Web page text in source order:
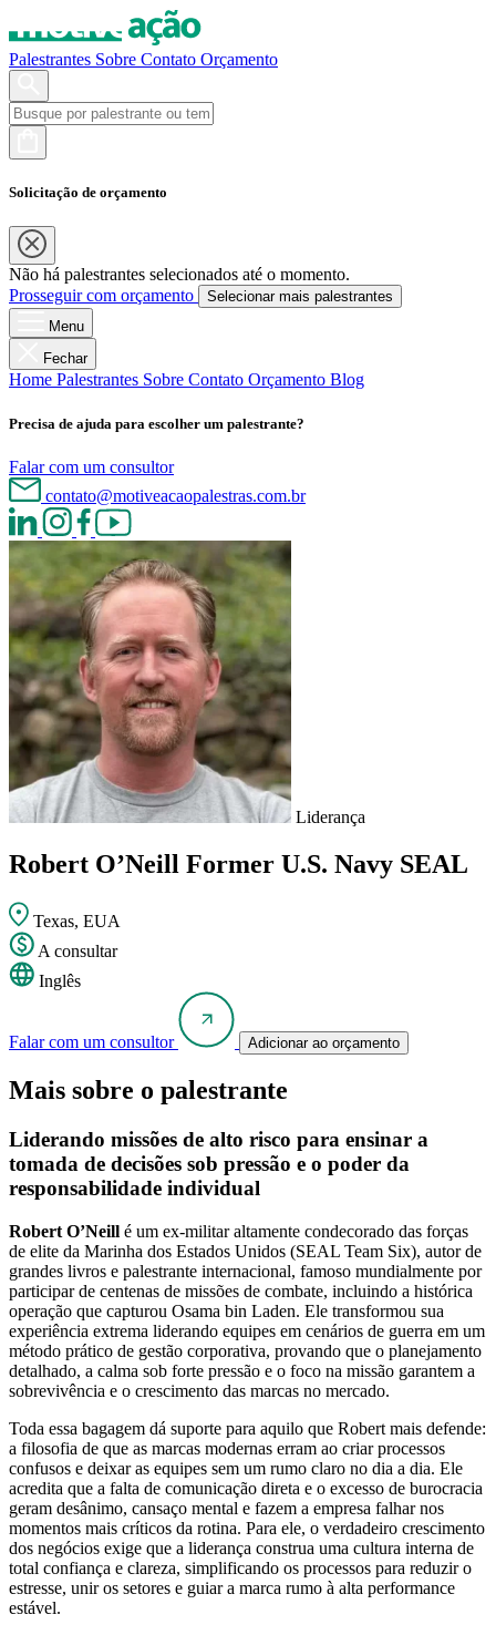
Palestrantes Sobre Contato Orçamento
Solicitação de orçamento
Não há palestrantes selecionados até o momento.
Prosseguir com orçamento
Selecionar mais palestrantes
Menu
Fechar
Home Palestrantes Sobre Contato Orçamento Blog
Precisa de ajuda para escolher um palestrante?
Falar com um consultor
contato@motiveacaopalestras.com.br
Liderança
Robert O’Neill Former U.S. Navy SEAL
Texas, EUA
A consultar
Inglês
Falar com um consultor Adicionar ao orçamento
Mais sobre o palestrante
Liderando missões de alto risco para ensinar a
tomada de decisões sob pressão e o poder da
responsabilidade individual
Robert O’Neill é um ex-militar altamente condecorado das forças
de elite da Marinha dos Estados Unidos (SEAL Team Six), autor de
grandes livros e palestrante internacional, famoso mundialmente por
participar de centenas de missões de combate, incluindo a histórica
operação que capturou Osama bin Laden. Ele transformou sua
experiência extrema liderando equipes em cenários de guerra em um
método prático de gestão corporativa, provando que o planejamento
detalhado, a calma sob forte pressão e o foco na missão garantem a
sobrevivência e o crescimento das marcas no mercado.
Toda essa bagagem dá suporte para aquilo que Robert mais defende:
a filosofia de que as marcas modernas erram ao criar processos
confusos e deixar as equipes sem um rumo claro no dia a dia. Ele
acredita que a falta de comunicação direta e o excesso de burocracia
geram desânimo, cansaço mental e fazem a empresa falhar nos
momentos mais críticos da rotina. Para ele, o verdadeiro crescimento
dos negócios exige que a liderança construa uma cultura interna de
total confiança e clareza, simplificando os processos para reduzir o
estresse, unir os setores e guiar a marca rumo à alta performance
estável.